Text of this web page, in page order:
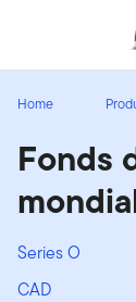
Header menu
Ouverture de
Home
Fonds
Series O
CAD